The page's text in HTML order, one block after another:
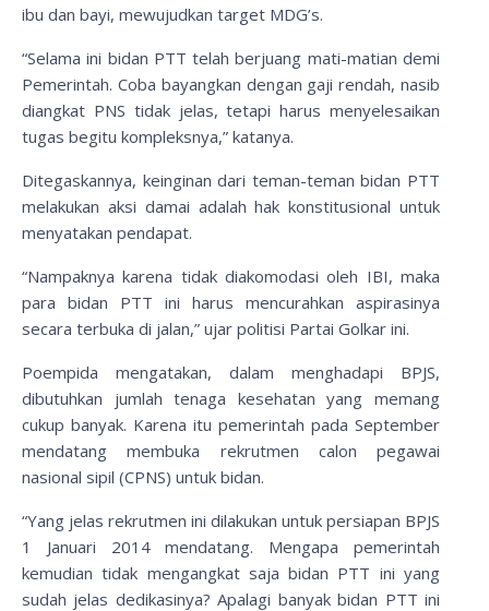
ibu dan bayi, mewujudkan target MDG’s.
“Selama ini bidan PTT telah berjuang mati-matian demi
Pemerintah. Coba bayangkan dengan gaji rendah, nasib
diangkat PNS tidak jelas, tetapi harus menyelesaikan
tugas begitu kompleksnya,” katanya.
Ditegaskannya, keinginan dari teman-teman bidan PTT
melakukan aksi damai adalah hak konstitusional untuk
menyatakan pendapat.
“Nampaknya karena tidak diakomodasi oleh IBI, maka
para bidan PTT ini harus mencurahkan aspirasinya
secara terbuka di jalan,” ujar politisi Partai Golkar ini.
Poempida mengatakan, dalam menghadapi BPJS,
dibutuhkan jumlah tenaga kesehatan yang memang
cukup banyak. Karena itu pemerintah pada September
mendatang membuka rekrutmen calon pegawai
nasional sipil (CPNS) untuk bidan.
“Yang jelas rekrutmen ini dilakukan untuk persiapan BPJS
1 Januari 2014 mendatang. Mengapa pemerintah
kemudian tidak mengangkat saja bidan PTT ini yang
sudah jelas dedikasinya? Apalagi banyak bidan PTT ini